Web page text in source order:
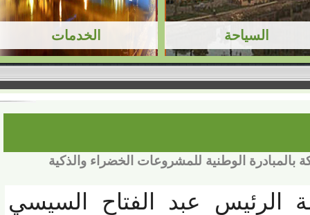
الوطنية للمشروعات الخضراء والذكية
عبد الفتاح السيسي